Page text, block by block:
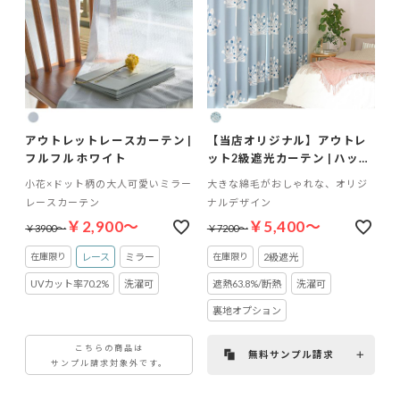
アウトレットレースカーテン |
フルフル ホワイト
小花×ドット柄の大人可愛いミラー
レースカーテン
￥3900～￥2,900～
レース ミラー
UVカット率70.2% 洗濯可
こちらの商品は
サンプル請求対象外です。
【当店オリジナル】アウトレ
ット2級遮光カーテン | ハッタ
大きな綿毛がおしゃれな、オリジ
ナルデザイン
￥7200～￥5,400～
2級遮光
遮熱63.8%/断熱 洗濯可
裏地オプション
無料サンプル請求